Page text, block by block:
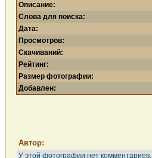
Описание:
Слова для поиска:
Дата:
Просмотров:
Скачиваний:
Рейтинг:
Размер фотографии:
Добавлен:
Автор:
У этой фотографии нет комментариев.